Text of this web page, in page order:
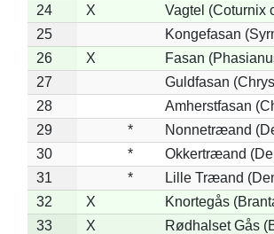
24
X
Vagtel (Coturnix
25
Kongefasan
26
X
Fasan
27
Guldfasan
28
Amherstfasan
29
*
Nonnetræand
30
*
Okkertræand
31
*
Lille Træand
32
X
Knortegås
33
X
Rødhalset Gås